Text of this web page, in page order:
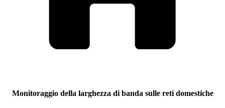
Monitoraggio della larghezza di banda sulle reti domestiche